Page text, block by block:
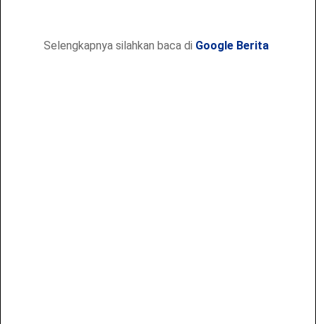
Selengkapnya silahkan baca di Google Berita